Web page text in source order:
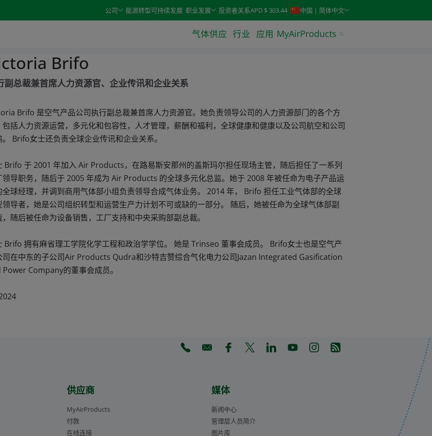
arrow keys and select an option with the enter or space keys. Typeahead search is also available.
公司 能源转型可持续发展 职业发展 投资者关系APD $ 303.44 中国 | 简体中文
气体供应 行业 应用 MyAirProducts
Brifo
副总裁兼首席人力资源官、企业传讯和企业关系
Brifo 是空气产品公司执行副总裁兼首席人力资源官。她负责领导公司的人力资源部门的各个方
包括人力资源运营，多元化和包容性，人才管理，薪酬和福利，全球健康和健康以及公司航空和公司
。 Brifo女士还负责全球企业传讯和企业关系。
Brifo 于 2001 年加入 Air Products，在路易斯安那州的盖斯玛尔担任现场主管，随后担任了一系列
领导职务，随后于 2005 年成为 Air Products 的全球多元化总监。她于 2008 年被任命为电子产品运
全球经理，并调到商用气体部小组负责领导合成气体业务。 2014 年， Brifo 担任工业气体部的全球
领导者，她是公司组织转型和运营生产力计划不可或缺的一部分。 随后，她被任命为全球气体部副
，随后被任命为设备销售，工厂支持和中央采购部副总裁。
Brifo 拥有麻省理工学院化学工程和政治学学位。 她是 Trinseo 董事会成员。 Brifo女士也是空气产
司在中东的子公司Air Products Qudra和沙特吉赞综合气化电力公司Jazan Integrated Gasification
Company的董事会成员。
(Opens in a new tab)
(Opens in a new tab)
(Opens in a new tab)
(Opens in a new tab)
(Opens in a new tab)
(Opens in a new tab)
(Opens in a new tab)
(Opens in a new tab)
供应商
MyAirProducts
付款
在线连接
媒体
新闻中心
管理层人员简介
图片库